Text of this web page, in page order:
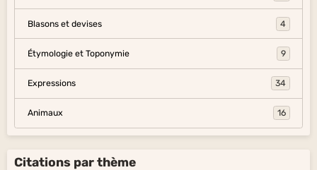
Blasons et devises 4
Étymologie et Toponymie 9
Expressions 34
Animaux 16
Citations par thème